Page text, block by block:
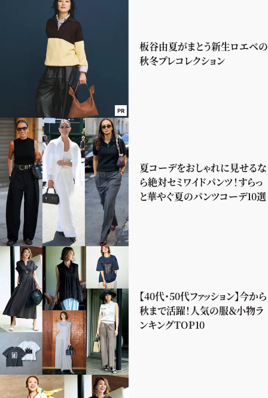
PR
板谷由夏がまとう新生ロエベの
秋冬プレコレクション
夏コーデをおしゃれに見せるな
ら絶対セミワイドパンツ！すらっ
と華やぐ夏のパンツコーデ10選
【40代・50代ファッション】今から
秋まで活躍！人気の服＆小物ラ
ンキングTOP10